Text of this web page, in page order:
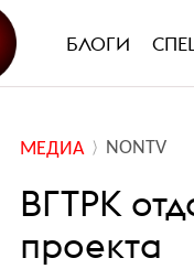
БЛОГИ
МЕДИА NONTV
ВГТРК
проекта